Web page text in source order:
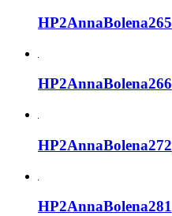
HP2AnnaBolena265
HP2AnnaBolena266
HP2AnnaBolena272
HP2AnnaBolena281